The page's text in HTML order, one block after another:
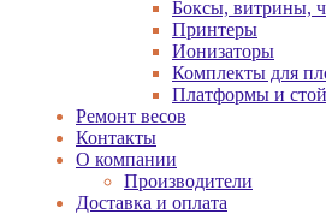
Боксы, витрины,
Принтеры
Ионизаторы
Комплекты для
Платформы и
Ремонт весов
Контакты
О компании
Производители
Доставка и оплата